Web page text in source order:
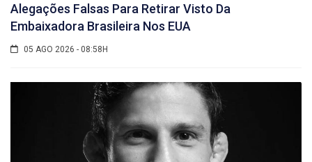
Alegações Falsas Para Retirar Visto Da
Embaixadora Brasileira Nos EUA
05 AGO 2026 - 08:58H